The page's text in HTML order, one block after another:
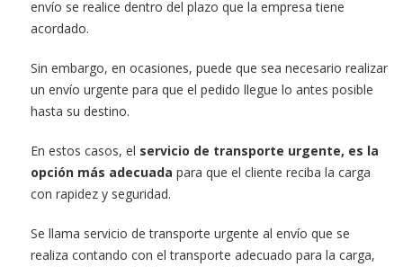
envío se realice dentro del plazo que la empresa tiene
acordado.
Sin embargo, en ocasiones, puede que sea necesario realizar
un envío urgente para que el pedido llegue lo antes posible
hasta su destino.
En estos casos, el servicio de transporte urgente, es la
opción más adecuada para que el cliente reciba la carga
con rapidez y seguridad.
Se llama servicio de transporte urgente al envío que se
realiza contando con el transporte adecuado para la carga,